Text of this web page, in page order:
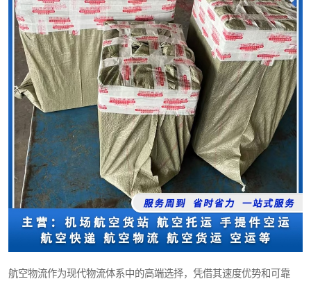
航空物流作为现代物流体系中的高端选择，凭借其速度优势和可靠